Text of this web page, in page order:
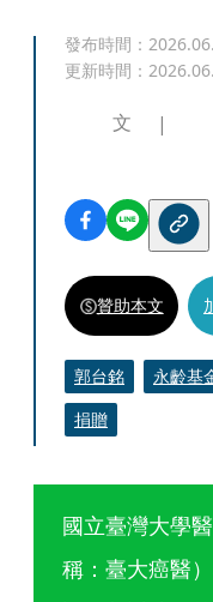
發布時間：
更新時間：
文
贊助本文
郭台銘 永齡基
捐贈
國立臺灣大學
稱：臺大癌醫